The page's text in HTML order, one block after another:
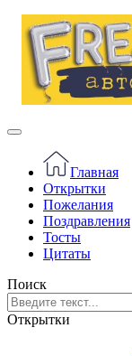
Главная
Открытки
Пожелания
Поздравления
Тосты
Цитаты
Поиск
Открытки